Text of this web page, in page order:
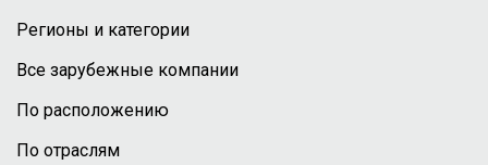
Регионы и категории
Все зарубежные компании
По расположению
По отраслям